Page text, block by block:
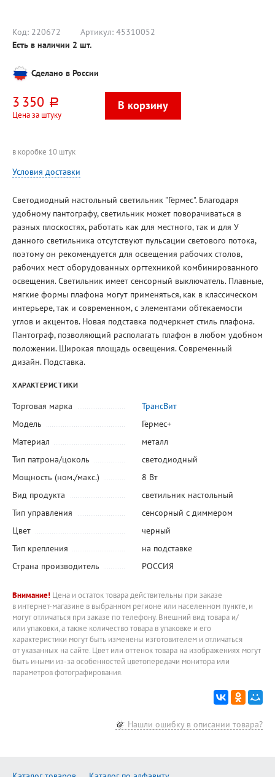
Код: 220672 Артикул: 45310052
Есть в наличии 2 шт.
Сделано в России
3 350 руб.
Цена за штуку
в коробке 10 штук
Условия доставки
Светодиодный настольный светильник "Гермес". Благодаря
удобному пантографу, светильник может поворачиваться в
разных плоскостях, работать как для местного, так и для У
данного светильника отсутствуют пульсации светового потока,
поэтому он рекомендуется для освещения рабочих столов,
рабочих мест оборудованных оргтехникой комбинированного
освещения. Светильник имеет сенсорный выключатель. Плавные,
мягкие формы плафона могут применяться, как в классическом
интерьере, так и современном, с элементами обтекаемости
углов и акцентов. Новая подставка подчеркнет стиль плафона.
Пантограф, позволяющий располагать плафон в любом удобном
положении. Широкая площадь освещения. Современный
дизайн. Подставка.
ХАРАКТЕРИСТИКИ
Торговая марка
ТрансВит
Модель
Гермес+
Материал
металл
Тип патрона/цоколь
светодиодный
Мощность (ном./макс.)
8 Вт
Вид продукта
светильник настольный
Тип управления
сенсорный с диммером
Цвет
черный
Тип крепления
на подставке
Страна производитель
РОССИЯ
Внимание! Цена и остаток товара действительны при заказе
в интернет-магазине в выбранном регионе или населенном пункте, и
могут отличаться при заказе по телефону. Внешний вид товара и/
или упаковки, а также количество товара в упаковке и его
характеристики могут быть изменены изготовителем и отличаться
от указанных на сайте. Цвет или оттенок товара на изображениях могут
быть иными из-за особенностей цветопередачи монитора или
параметров фотографирования.
Нашли ошибку в описании товара?